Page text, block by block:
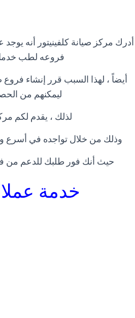
أدرك مركز صيانة كلفينيتور أنه
فروعه لطب
أيضاً ، لهذا السبب قرر إنشاء
ليمكنهم من
لذلك ، يقدم لكم
وذلك من خلال تواجده في أسرع
حيث أنك فور طلبك للدعم من
خدمة